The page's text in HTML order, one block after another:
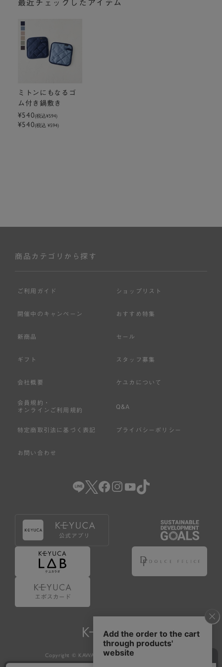
最近チェックしたアイテム
ミトンにもなるゴ
ム付き鍋敷き
¥540(税込¥594)
¥540(税込 ¥594)
商品カテゴリから探す
ご利用ガイド ショップリスト
開催中のキャンペーン おすすめ特集
新商品 セール
ギフト スタッフ募集
会社概要 ケユカについて
会員規約・
オンラインご利用規約
Q&A
特定商取引法に基づく表記 プライバシーポリシー
お問い合わせ
Copyright © KAWAJUN Co., Ltd. All Rights Reserved.